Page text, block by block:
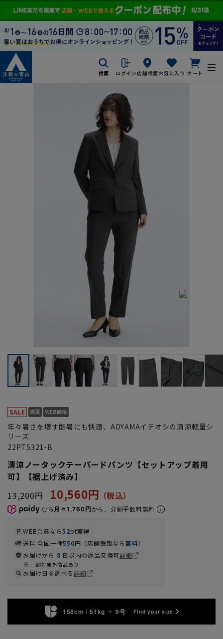
検索 ログイン店舗検索お気に入り カート
年々暑さを増す酷暑にも快適、AOYAMAイチオシの清涼軽量シ
リーズ
22PT5321-B
清涼ノータックテーパードパンツ【セットアップ着用
可】【裾上げ済み】
13,200円
10,560円
なら 月々1,760円から。分割手数料無料
WEB会員なら52pt獲得
送料 全国一律550円（店舗受取なら無料）
お届けから 8 日以内の返品交換可詳細
一部対象外商品あり
お届け日を調べる詳細
158cm / 51kg 9号 Find your size